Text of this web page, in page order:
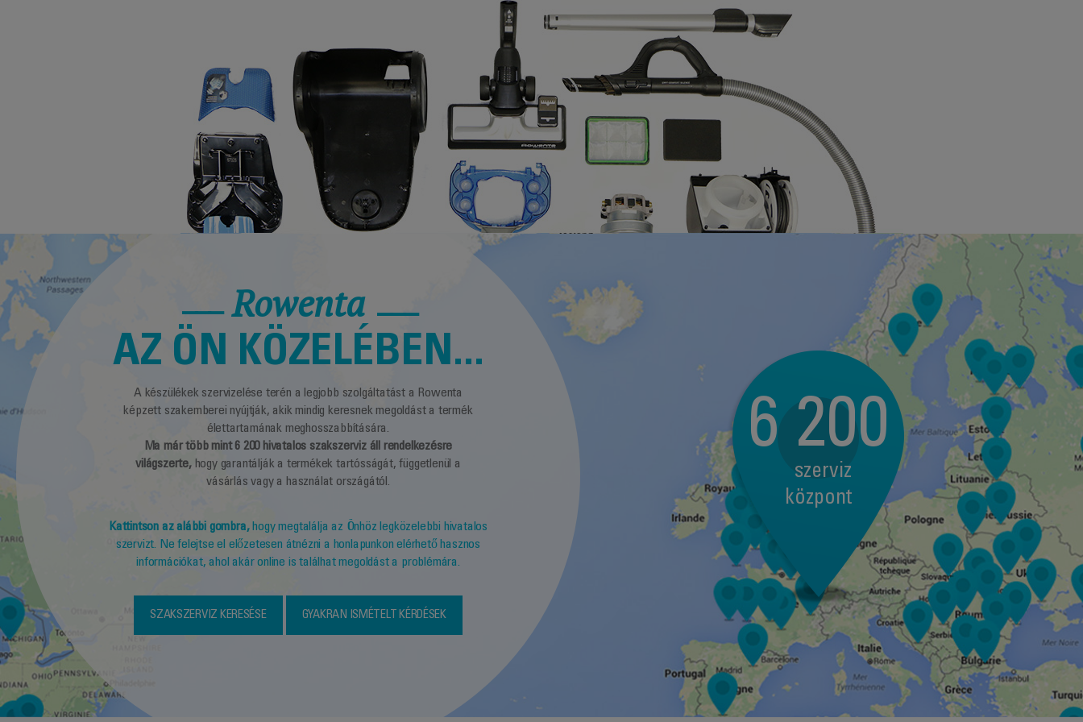
Rowenta
AZ ÖN KÖZELÉBEN...
A készülékek szervizelése terén a legjobb szolgáltatást a Rowenta
képzett szakemberei nyújtják, akik mindig keresnek megoldást a termék
élettartamának meghosszabbítására.
Ma már több mint 6 200 hivatalos szakszerviz áll rendelkezésre
világszerte,hogy garantálják a termékek tartósságát, függetlenül a
vásárlás vagy a használat országától.
Kattintson az alábbi gombra,hogy megtalálja az Önhöz legközelebbi hivatalos
szervizt. Ne felejtse el előzetesen átnézni a honlapunkon elérhető hasznos
információkat, ahol akár online is találhat megoldást a problémára.
SZAKSZERVIZ KERESÉSE GYAKRAN ISMÉTELT KÉRDÉSEK
6 200
szerviz
központ